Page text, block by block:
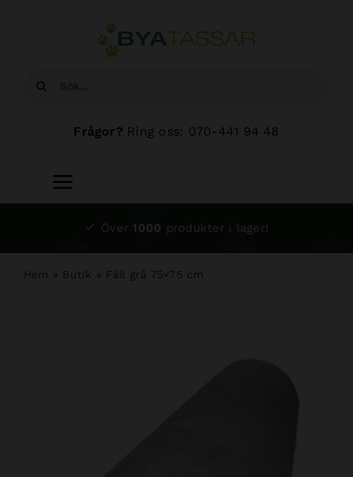
Sök
Frågor? Ring oss: 070-441 94 48
Toggle
Navigation
Över 1000 produkter i lager!
Hem » Butik » Fäll grå 75×75 cm